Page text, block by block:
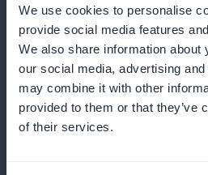
We use cookies to personalise
provide social media features
We also share information about
our social media, advertising
may combine it with other
provided to them or that they’ve
of their services.
Gedetailleerde
abonnees op inhoud
Wereldgeschiedenis en